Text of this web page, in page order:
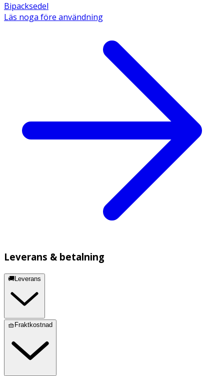
Bipacksedel
Läs noga före användning
Leverans & betalning
🚚Leverans
🧺Fraktkostnad